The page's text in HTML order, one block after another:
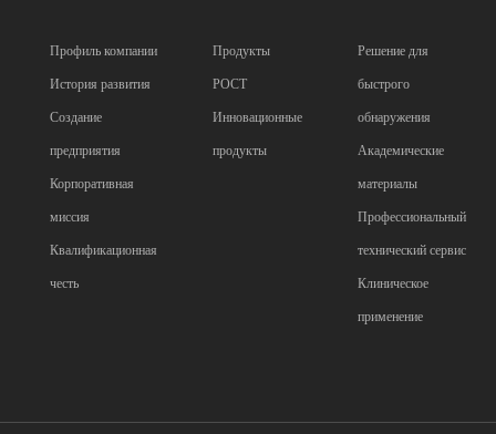
Профиль компании
История развития
Создание
предприятия
Корпоративная
миссия
Квалификационная
честь
Продукты
POCT
Инновационные
продукты
Решение для
быстрого
обнаружения
Академические
материалы
Профессиональный
технический сервис
Клиническое
применение